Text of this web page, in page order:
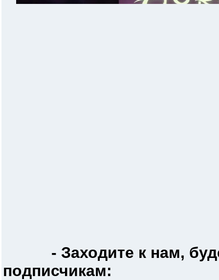
- Заходите к нам,
подписчикам: